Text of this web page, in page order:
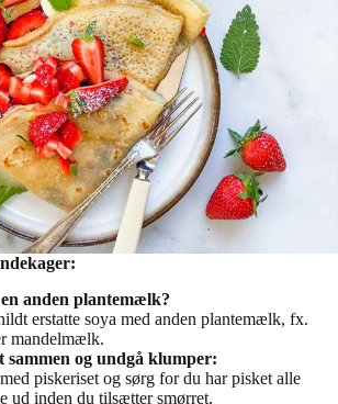
anden plantemælk?
erstatte soya med anden plantemælk, fx.
mandelmælk.
sammen og undgå klumper:
piskeriset og sørg for du har pisket alle
ud inden du tilsætter smørret.